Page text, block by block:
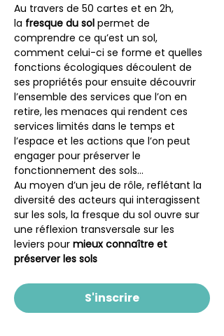
Au travers de 50 cartes et en 2h,
la fresque du sol permet de
comprendre ce qu’est un sol,
comment celui-ci se forme et quelles
fonctions écologiques découlent de
ses propriétés pour ensuite découvrir
l’ensemble des services que l’on en
retire, les menaces qui rendent ces
services limités dans le temps et
l’espace et les actions que l’on peut
engager pour préserver le
fonctionnement des sols…
Au moyen d’un jeu de rôle, reflétant la
diversité des acteurs qui interagissent
sur les sols, la fresque du sol ouvre sur
une réflexion transversale sur les
leviers pour mieux connaître et
préserver les sols
S'inscrire